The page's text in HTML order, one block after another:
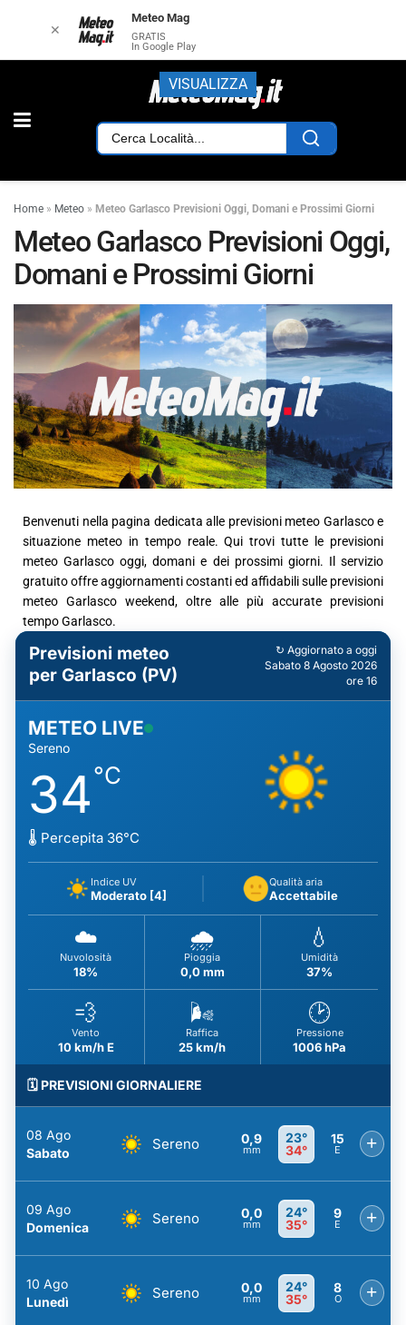
Home » Meteo » Meteo Garlasco Previsioni Oggi, Domani e Prossimi Giorni
Meteo Garlasco Previsioni Oggi,
Domani e Prossimi Giorni
Benvenuti nella pagina dedicata alle previsioni meteo Garlasco e
situazione meteo in tempo reale. Qui trovi tutte le previsioni
meteo Garlasco oggi, domani e dei prossimi giorni. Il servizio
gratuito offre aggiornamenti costanti ed affidabili sulle previsioni
meteo Garlasco weekend, oltre alle più accurate previsioni
tempo Garlasco.
Previsioni meteo
per Garlasco (PV)
↻ Aggiornato a oggi
Sabato 8 Agosto 2026
ore 16
METEO LIVE
Sereno
34°C
🌡️ Percepita 36°C
Indice UV
Moderato [4]
Qualità aria
Accettabile
☁️
Nuvolosità
18%
🌧️
Pioggia
0,0 mm
💧
Umidità
37%
💨
Vento
10 km/h E
🌬️
Raffica
25 km/h
🕑
Pressione
1006 hPa
🗓️ PREVISIONI GIORNALIERE
08 Ago
Sabato
Sereno 0,9
mm
23°
34°
15
E +
09 Ago
Domenica
Sereno 0,0
mm
24°
35°
9
E +
10 Ago
Lunedì
Sereno 0,0
mm
24°
35°
8
O +
✕
Meteo Mag
GRATIS
In Google Play
VISUALIZZA